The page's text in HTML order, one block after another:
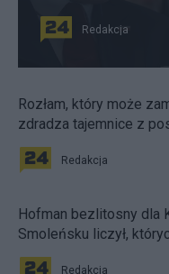
Redakcja
Rozłam, który może
zdradza tajemnice z
Redakcja
Hofman bezlitosny dla
Smoleńsku liczył,
Redakcja